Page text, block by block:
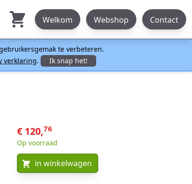
Welkom Webshop Contact
te verbeteren.
verklaring. Ik snap het!
€ 120,76
Op voorraad
in winkelwagen